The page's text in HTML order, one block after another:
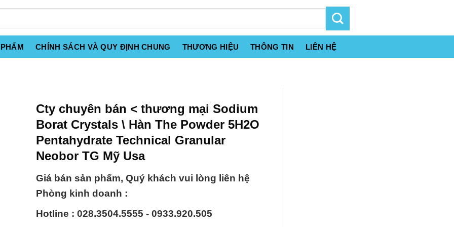
CHÍNH SÁCH VÀ QUY ĐỊNH CHUNG THƯƠNG HIỆU THÔNG TIN LIÊN HỆ
Cty chuyên bán < thương mại Sodium
Borat Crystals \ Hàn The Powder 5H2O
Pentahydrate Technical Granular
Neobor TG Mỹ Usa
Giá bán sản phẩm, Quý khách vui lòng liên hệ
Phòng kinh doanh :
Hotline : 028.3504.5555 - 0933.920.505